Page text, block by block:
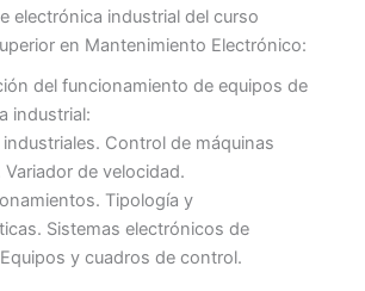
electrónica industrial del curso
en Mantenimiento Electrónico:
del funcionamiento de equipos de
industrial:
industriales. Control de máquinas
Variador de velocidad.
Tipología y
Sistemas electrónicos de
y cuadros de control.